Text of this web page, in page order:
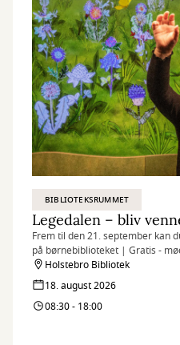
BIBLIOTEKSRUMMET
Legedalen – bliv
Frem til den 21. september kan
på børnebiblioteket | Gratis -
Holstebro Bibliotek
18. august 2026
08:30 - 18:00